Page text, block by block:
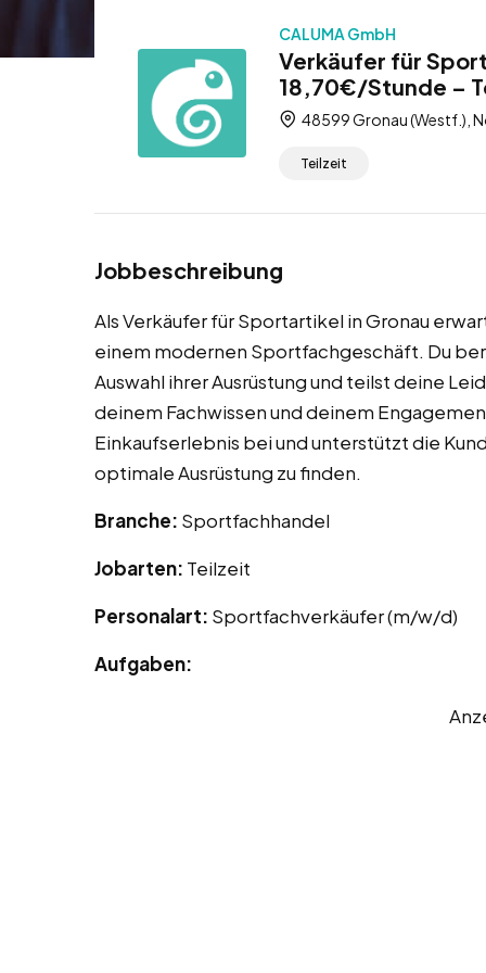
CALUMA GmbH
Verkäufer für
18,70€/Stunde –
48599 Gronau (Westf.),
Teilzeit
Jobbeschreibung
Als Verkäufer für Sportartikel in Gronau
einem modernen Sportfachgeschäft. Du
Auswahl ihrer Ausrüstung und teilst deine
deinem Fachwissen und deinem
Einkaufserlebnis bei und unterstützt die
optimale Ausrüstung zu finden.
Branche: Sportfachhandel
Jobarten: Teilzeit
Personalart: Sportfachverkäufer (m/w/d)
Aufgaben: